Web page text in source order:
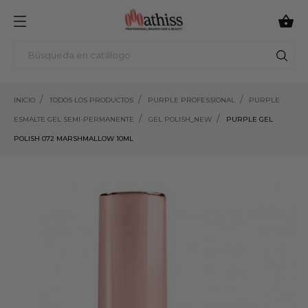

INICIO TODOS LOS PRODUCTOS PURPLE PROFESSIONAL PURPLE
ESMALTE GEL SEMI-PERMANENTE GEL POLISH_NEW PURPLE GEL
POLISH 072 MARSHMALLOW 10ML